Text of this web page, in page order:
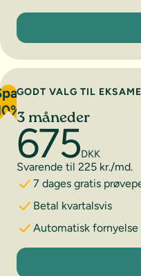
1 måned
GODT VALG TIL
3 måneder
675DKK
Svarende til 225 kr./md.
7 dages gratis
Betal kvartalsvis
Automatisk fornyelse
3 måneder